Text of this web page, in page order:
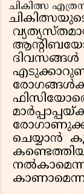
ചികിത്സ
ചെയ്യാൻ